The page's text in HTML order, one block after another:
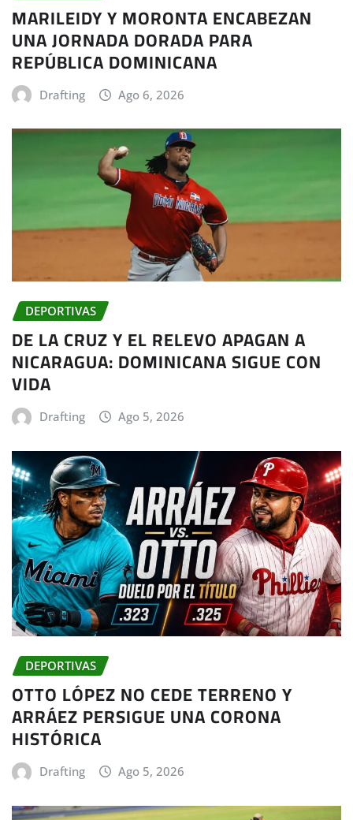
MARILEIDY Y MORONTA ENCABEZAN
UNA JORNADA DORADA PARA
REPÚBLICA DOMINICANA
Drafting Ago 6, 2026
DEPORTIVAS
DE LA CRUZ Y EL RELEVO APAGAN A
NICARAGUA: DOMINICANA SIGUE CON
VIDA
Drafting Ago 5, 2026
DEPORTIVAS
OTTO LÓPEZ NO CEDE TERRENO Y
ARRÁEZ PERSIGUE UNA CORONA
HISTÓRICA
Drafting Ago 5, 2026